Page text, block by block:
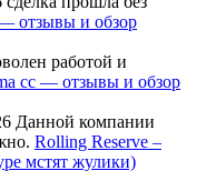
отзывы и обзор
работой и
cc — отзывы и обзор
Данной компании
Rolling Reserve –
мстят жулики)